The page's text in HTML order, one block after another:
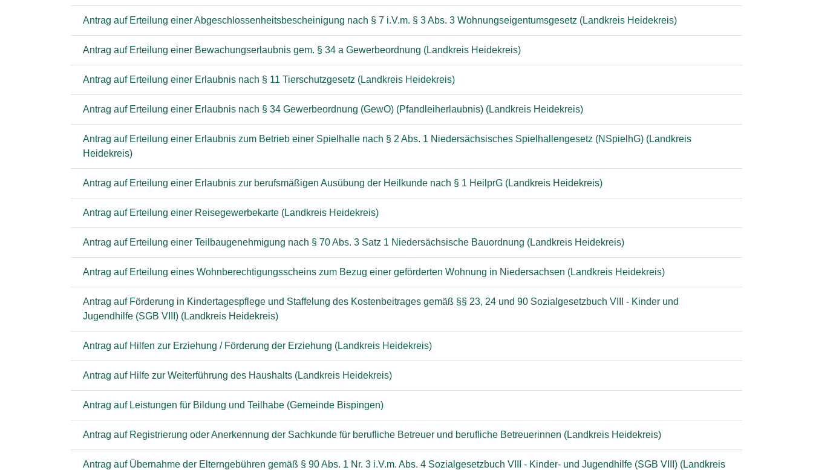
Antrag auf Erteilung einer Abgeschlossenheitsbescheinigung nach § 7 i.V.m. § 3 Abs. 3 Wohnungseigentumsgesetz (Landkreis Heidekreis)
Antrag auf Erteilung einer Bewachungserlaubnis gem. § 34 a Gewerbeordnung (Landkreis Heidekreis)
Antrag auf Erteilung einer Erlaubnis nach § 11 Tierschutzgesetz (Landkreis Heidekreis)
Antrag auf Erteilung einer Erlaubnis nach § 34 Gewerbeordnung (GewO) (Pfandleiherlaubnis) (Landkreis Heidekreis)
Antrag auf Erteilung einer Erlaubnis zum Betrieb einer Spielhalle nach § 2 Abs. 1 Niedersächsisches Spielhallengesetz (NSpielhG) (Landkreis
Heidekreis)
Antrag auf Erteilung einer Erlaubnis zur berufsmäßigen Ausübung der Heilkunde nach § 1 HeilprG (Landkreis Heidekreis)
Antrag auf Erteilung einer Reisegewerbekarte (Landkreis Heidekreis)
Antrag auf Erteilung einer Teilbaugenehmigung nach § 70 Abs. 3 Satz 1 Niedersächsische Bauordnung (Landkreis Heidekreis)
Antrag auf Erteilung eines Wohnberechtigungsscheins zum Bezug einer geförderten Wohnung in Niedersachsen (Landkreis Heidekreis)
Antrag auf Förderung in Kindertagespflege und Staffelung des Kostenbeitrages gemäß §§ 23, 24 und 90 Sozialgesetzbuch VIII - Kinder und
Jugendhilfe (SGB VIII) (Landkreis Heidekreis)
Antrag auf Hilfen zur Erziehung / Förderung der Erziehung (Landkreis Heidekreis)
Antrag auf Hilfe zur Weiterführung des Haushalts (Landkreis Heidekreis)
Antrag auf Leistungen für Bildung und Teilhabe (Gemeinde Bispingen)
Antrag auf Registrierung oder Anerkennung der Sachkunde für berufliche Betreuer und berufliche Betreuerinnen (Landkreis Heidekreis)
Antrag auf Übernahme der Elterngebühren gemäß § 90 Abs. 1 Nr. 3 i.V.m. Abs. 4 Sozialgesetzbuch VIII - Kinder- und Jugendhilfe (SGB VIII) (Landkreis